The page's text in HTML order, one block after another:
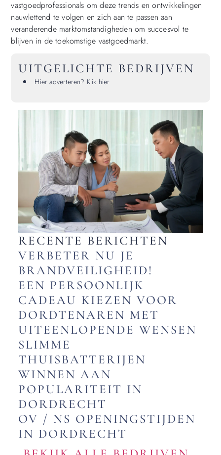
vastgoedprofessionals om deze trends en ontwikkelingen
nauwlettend te volgen en zich aan te passen aan
veranderende marktomstandigheden om succesvol te
blijven in de toekomstige vastgoedmarkt.
UITGELICHTE BEDRIJVEN
Hier adverteren? Klik hier
RECENTE BERICHTEN
VERBETER NU JE
BRANDVEILIGHEID!
EEN PERSOONLIJK
CADEAU KIEZEN VOOR
DORDTENAREN MET
UITEENLOPENDE WENSEN
SLIMME
THUISBATTERIJEN
WINNEN AAN
POPULARITEIT IN
DORDRECHT
OV / NS OPENINGSTIJDEN
IN DORDRECHT